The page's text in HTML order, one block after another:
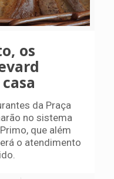
os
da Praça
no sistema
que além
o atendimento